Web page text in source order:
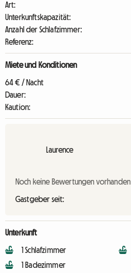
Art:
Unterkunftskapazität:
Anzahl der Schlafzimmer:
Referenz:
Miete und Konditionen
64 € / Nacht
Dauer:
Kaution:
Laurence
Noch keine Bewertungen vorhanden
Gastgeber seit:
Unterkunft
1 Schlafzimmer
1 Badezimmer